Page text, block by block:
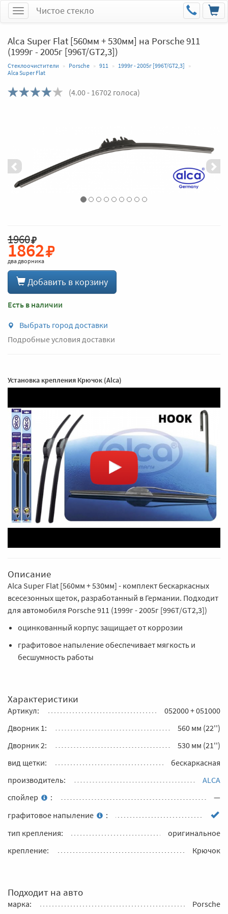
МенюЧистое стекло
Alca Super Flat [560мм + 530мм] на Porsche 911
(1999г - 2005г [996T/GT2,3])
Стеклоочистители Porsche 911
1999г - 2005г [996T/GT2,3]
Alca Super Flat
(4.00- 16702 голоса)
1960
1862
два дворника
Добавить в корзину
Есть в наличии
Выбрать город доставки
Подробные условия доставки
Установка крепления Крючок (Alca)
Описание
Alca Super Flat [560мм + 530мм] - комплект бескаркасных
всесезонных щеток, разработанный в Германии. Подходит
для автомобиля Porsche 911 (1999г - 2005г [996T/GT2,3])
оцинкованный корпус защищает от коррозии
графитовое напыление обеспечивает мягкость и
бесшумность работы
Характеристики
Артикул:
052000 + 051000
Дворник 1:
560 мм (22'')
Дворник 2:
530 мм (21'')
вид щетки:
бескаркасная
производитель:
ALCA
спойлер
:
—
графитовое напыление
:
тип крепления:
оригинальное
крепление:
Крючок
Подходит на авто
марка: Porsche